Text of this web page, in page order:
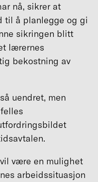
nå, sikrer at
til å planlegge og gi
sikringen blitt
lærernes
bekostning av
uendret, men
være en mulighet
arbeidssituasjon